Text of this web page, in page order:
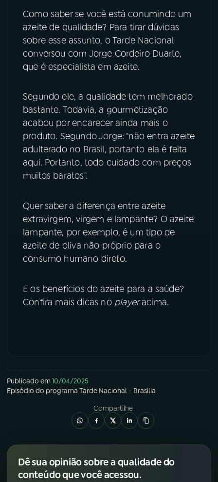
ACOMPANHE A RÁDIO NACIONAL
Instagram X
TikTok
Como saber se você está conumindo um
azeite de qualidade? Para tirar dúvidas
sobre esse assunto, o Tarde Nacional
conversou com Jorge Cordeiro Duarte,
que é especialista em azeite.
Segundo ele, a qualidade tem melhorado
bastante. Todavia, a gourmetização
acabou por encarecer ainda mais o
produto. Segundo Jorge: "não entra azeite
adulterado no Brasil, portanto ela é feita
aqui. Portanto, todo cuidado com preços
muitos baratos".
Quer saber a diferença entre azeite
extravirgem, virgem e lampante? O azeite
lampante, por exemplo, é um tipo de
azeite de oliva não próprio para o
consumo humano direto.
E os benefícios do azeite para a saúde?
Confira mais dicas no playeracima.
Publicado em10/04/2025
Episódio do programa Tarde Nacional - Brasília
Compartilhe
Dê sua opinião sobre a qualidade do
conteúdo que você acessou.